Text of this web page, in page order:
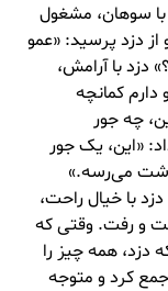
سوهان، مشغول
دزد پرسید: «عمو
دزد با آرامش،
کمانچه
چه جور
«این، یک جور
می‌رسه.»
با خیال راحت،
و رفت. وقتی که
دزد، همه چیز را
جمع کرد و متوجه